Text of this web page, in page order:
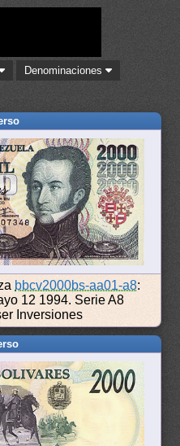
Denominaciones
bbcv2000bs-aa01-a8:
12 1994. Serie A8
Inversiones